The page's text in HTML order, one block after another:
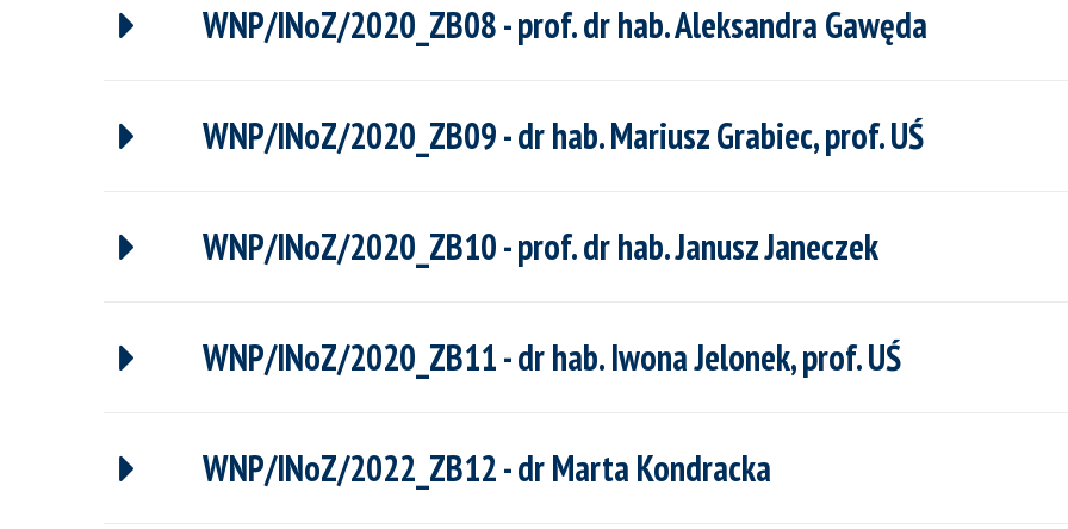
WNP/INoZ/2020_ZB08 - prof. dr hab. Aleksandra Gawęda
WNP/INoZ/2020_ZB09 - dr hab. Mariusz Grabiec, prof. UŚ
WNP/INoZ/2020_ZB10 - prof. dr hab. Janusz Janeczek
WNP/INoZ/2020_ZB11 - dr hab. Iwona Jelonek, prof. UŚ
WNP/INoZ/2022_ZB12 - dr Marta Kondracka